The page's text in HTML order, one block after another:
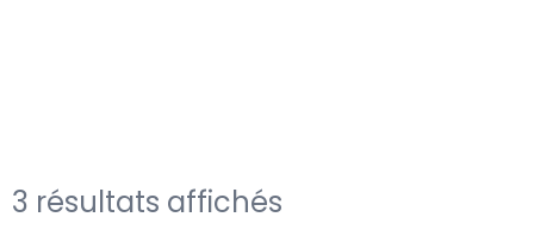
3 résultats affichés